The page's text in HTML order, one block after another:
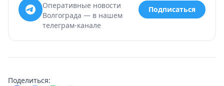
Оперативные новости
Волгограда — в нашем
телеграм-канале
Подписаться
Поделиться: